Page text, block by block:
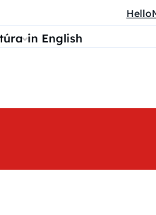
in English